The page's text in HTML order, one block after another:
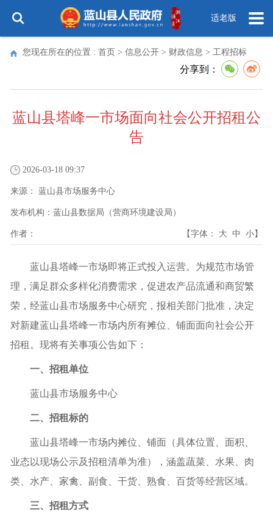
适老版
您现在所在的位置 : 首页 > 信息公开 > 财政信息 > 工程招标
分享到：
蓝山县塔峰一市场面向社会公开招租公
告
2026-03-18 09:37
来源： 蓝山县市场服务中心
发布机构： 蓝山县数据局（营商环境建设局）
作者： 【字体： 大 中 小】
蓝山县塔峰一市场即将正式投入运营。为规范市场管
理，满足群众多样化消费需求，促进农产品流通和商贸繁
荣，经蓝山县市场服务中心研究，报相关部门批准，决定
对新建蓝山县塔峰一市场内所有摊位、铺面面向社会公开
招租。现将有关事项公告如下：
一、招租单位
蓝山县市场服务中心
二、招租标的
蓝山县塔峰一市场内摊位、铺面（具体位置、面积、
业态以现场公示及招租清单为准），涵盖蔬菜、水果、肉
类、水产、家禽、副食、干货、熟食、百货等经营区域。
三、招租方式